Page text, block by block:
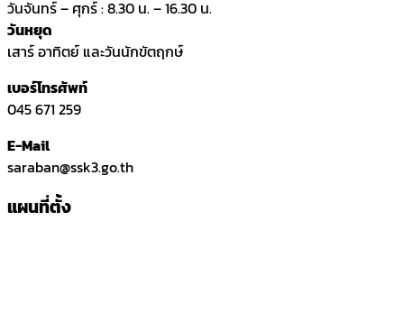
วันจันทร์ – ศุกร์ : 8.30 น. – 16.30 น.
วันหยุด
เสาร์ อาทิตย์ และวันนักขัตฤกษ์
เบอร์โทรศัพท์
045 671 259
E-Mail
saraban@ssk3.go.th
แผนที่ตั้ง